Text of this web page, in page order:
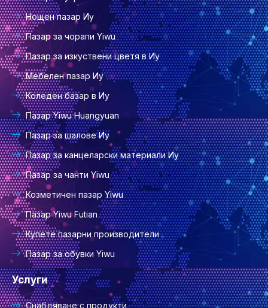
Нощен пазар Иу
Пазар за чорапи Yiwu
Пазар за изкуствени цветя в Иу
Мебелен пазар Иу
Коледен базар в Иу
Пазар Yiwu Huangyuan
Пазар за шалове Иу
Пазар за канцеларски материали Иу
Пазар за чанти Yiwu
Козметичен пазар Yiwu
Пазар Yiwu Futian
Купете пазарни производители
Пазар за обувки Yiwu
Услуги
Снабдяване с продукти